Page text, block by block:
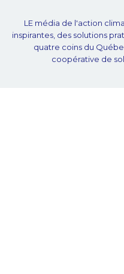
LE média de l'action
inspirantes, des solutions
quatre coins du
coopérative de